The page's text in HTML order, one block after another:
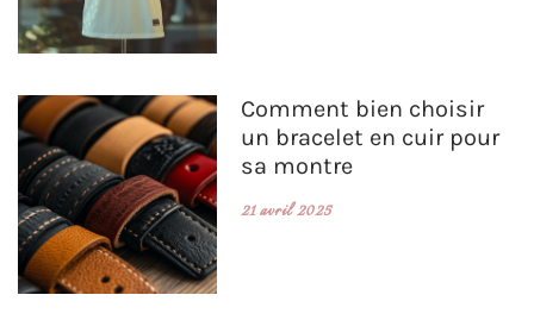
Comment bien choisir
un bracelet en cuir pour
sa montre
21 avril 2025